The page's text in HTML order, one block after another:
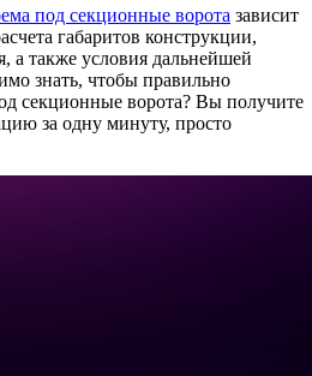
под секционные ворота зависит
габаритов конструкции,
а также условия дальнейшей
знать, чтобы правильно
секционные ворота? Вы получите
за одну минуту, просто